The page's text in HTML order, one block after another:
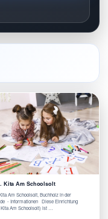
Kita Am Schoolsolt
Am Schoolsolt, Buchholz in der
- Informationen Diese Einrichtung
Am Schoolsolt) ist …